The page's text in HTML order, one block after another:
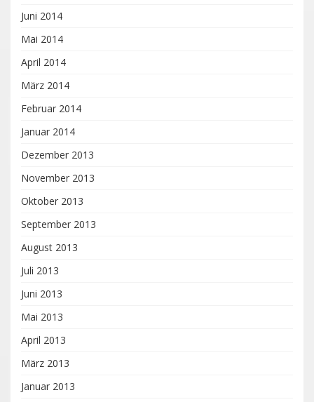
Juni 2014
Mai 2014
April 2014
März 2014
Februar 2014
Januar 2014
Dezember 2013
November 2013
Oktober 2013
September 2013
August 2013
Juli 2013
Juni 2013
Mai 2013
April 2013
März 2013
Januar 2013